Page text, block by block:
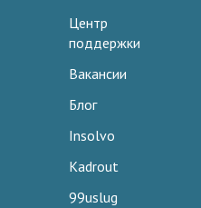
Центр
поддержки
Вакансии
Блог
Insolvo
Kadrout
99uslug